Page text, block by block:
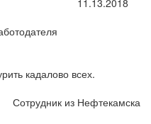
11.13.2018
кадалово всех.
Сотрудник из Нефтекамска